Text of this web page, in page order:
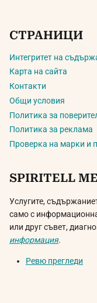
СТРАНИЦИ
Интегритет на
Карта на сайта
Контакти
Общи условия
Политика за
Политика за реклама
Проверка на марки и
SPIRITELL
Услугите,
само с
или друг съвет,
информация.
Ревю прегледи